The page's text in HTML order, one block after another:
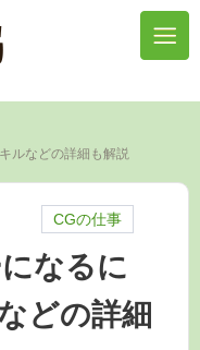
ルなどの詳細も解説
CGの仕事
なるに
どの詳細